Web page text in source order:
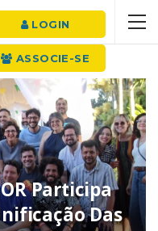
LOGIN
ASSOCIE-SE
Participa
Das